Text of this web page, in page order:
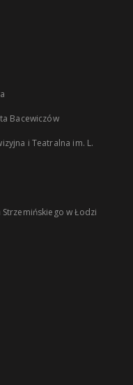
Bacewiczów
i Teatralna im. L.
Strzemińskiego w Łodzi